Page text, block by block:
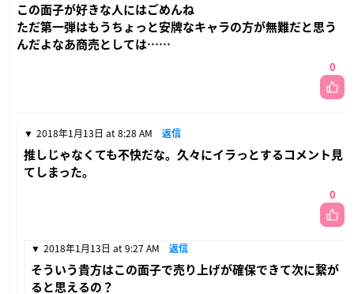
この面子が好きな人にはごめんね
ただ第一弾はもうちょっと安牌なキャラの方が無難だと思う
んだよなあ商売としては……
0
2018年1月13日 at 8:28 AM 返信
推しじゃなくても不快だな。久々にイラっとするコメント見
てしまった。
0
2018年1月13日 at 9:27 AM 返信
そういう貴方はこの面子で売り上げが確保できて次に繋が
ると思えるの？